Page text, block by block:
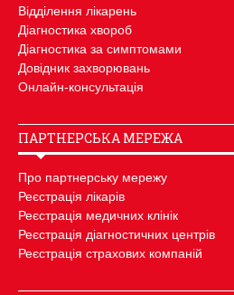
Відділення лікарень
Діагностика хвороб
Діагностика за симптомами
Довідник захворювань
Онлайн-консультація
ПАРТНЕРСЬКА МЕРЕЖА
Про партнерську мережу
Реєстрація лікарів
Реєстрація медичних клінік
Реєстрація діагностичних центрів
Реєстрація страхових компаній